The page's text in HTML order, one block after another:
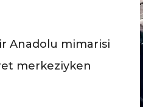
Anadolu mimarisi
merkeziyken